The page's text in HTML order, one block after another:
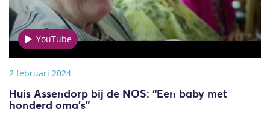
YouTube
2 februari 2024
Huis Assendorp bij de NOS: “Een baby met
honderd oma’s”